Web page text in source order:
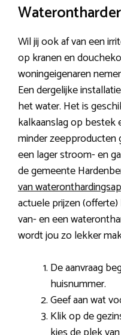
Wil jij ook af van een
op kranen en
woningeigenaren
Een dergelijke
het water. Het is
kalkaanslag op
minder zeepproducten
een lager stroom- en
de gemeente
van
actuele prijzen
van- en een
wordt jou zo lekker
De aanvraag
huisnummer.
Geef aan wat
Klik op de